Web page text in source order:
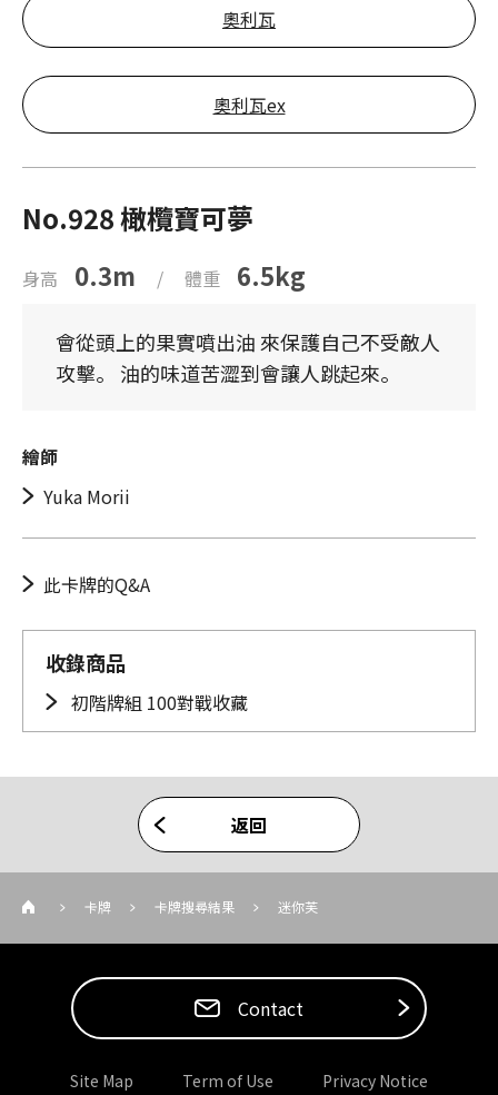
奧利瓦
奧利瓦ex
No.928 橄欖寶可夢
身高 0.3m / 體重 6.5kg
會從頭上的果實噴出油 來保護自己不受敵人
攻擊。 油的味道苦澀到會讓人跳起來。
繪師
Yuka Morii
此卡牌的Q&A
收錄商品
初階牌組 100對戰收藏
返回
卡牌 卡牌搜尋結果 迷你芙
Contact
Site Map Term of Use Privacy Notice